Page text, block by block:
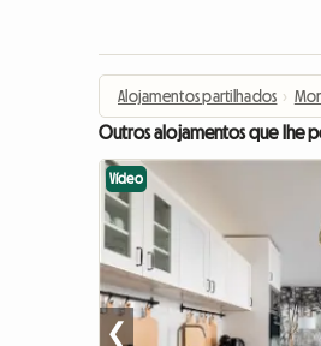
Alojamentos partilhados ›
Outros alojamentos que lhe
Vídeo
❮